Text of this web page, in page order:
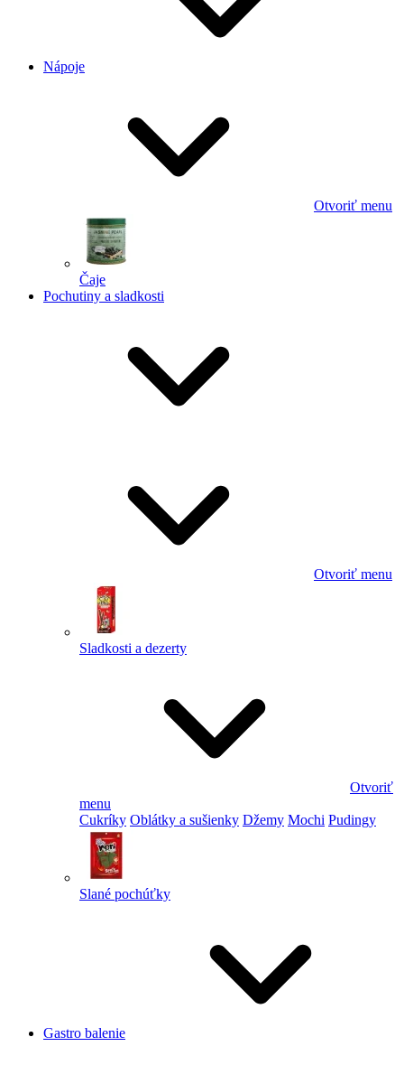
Nápoje
Otvoriť menu
Čaje
Pochutiny a sladkosti
Otvoriť menu
Sladkosti a dezerty
Otvoriť
menu
Cukríky Oblátky a sušienky Džemy Mochi Pudingy
Slané pochúťky
Gastro balenie